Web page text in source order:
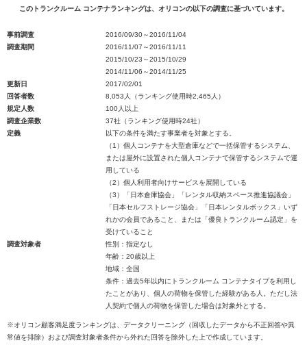
このトランクルーム コンテナランキングは、オリコンの以下の調査に基づいています。
事前調査
2016/09/30～2016/11/04
調査期間
2016/11/07～2016/11/11
2015/10/23～2015/10/29
2014/11/06～2014/11/25
更新日
2017/02/01
回答者数
8,053人（ランキング使用時2,465人）
規定人数
100人以上
調査企業数
37社（ランキング使用時24社）
定義
以下の条件を満たす事業者を対象とする。
（1）個人コンテナを大型倉庫などで一括保管するシステム、
または屋外に設置された個人コンテナで保管するシステムで運
用している
（2）個人利用者向けサービスを展開している
（3）「日本倉庫協会」「レンタル収納スペース推進協議会」
「日本セルフストレージ協会」「日本レンタルボックス」いず
れかの会員であること、または「優良トランクルーム認定」を
受けていること
調査対象者
性別：指定なし
年齢：20歳以上
地域：全国
条件：過去5年以内にトランクルーム コンテナタイプを利用し
たことがあり、個人の荷物を保管した経験がある人。ただし法
人契約で個人の荷物を保管した場合は対象外とする。
※オリコン顧客満足度ランキングは、データクリーニング（回収したデータから不正回答や異
常値を排除）および調査対象者条件から外れた回答を除外した上で作成しています。